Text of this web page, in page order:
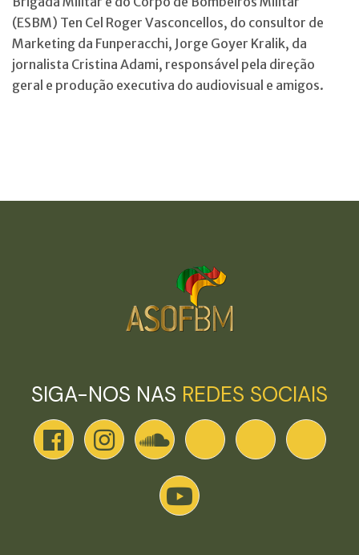
(ESBM) Ten Cel Roger Vasconcellos, do consultor de
Marketing da Funperacchi, Jorge Goyer Kralik, da
jornalista Cristina Adami, responsável pela direção
geral e produção executiva do audiovisual e amigos.
SIGA-NOS NAS REDES SOCIAIS